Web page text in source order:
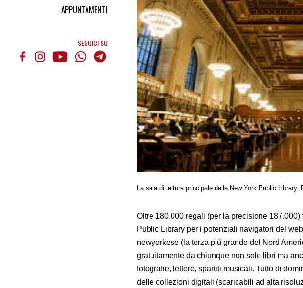
APPUNTAMENTI
SEGUICI SU
La sala di lettura principale della New York Public
Oltre 180.000 regali (per la precisione
Public Library per i potenziali navigatori del
newyorkese (la terza più grande del Nord
gratuitamente da chiunque non solo libri ma
fotografie, lettere, spartiti musicali. Tutto di
delle collezioni digitali (scaricabili ad alta